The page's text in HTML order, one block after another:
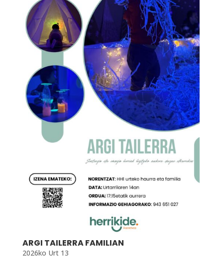
ARGI TAILERRA FAMILIAN
2026ko Urt 13